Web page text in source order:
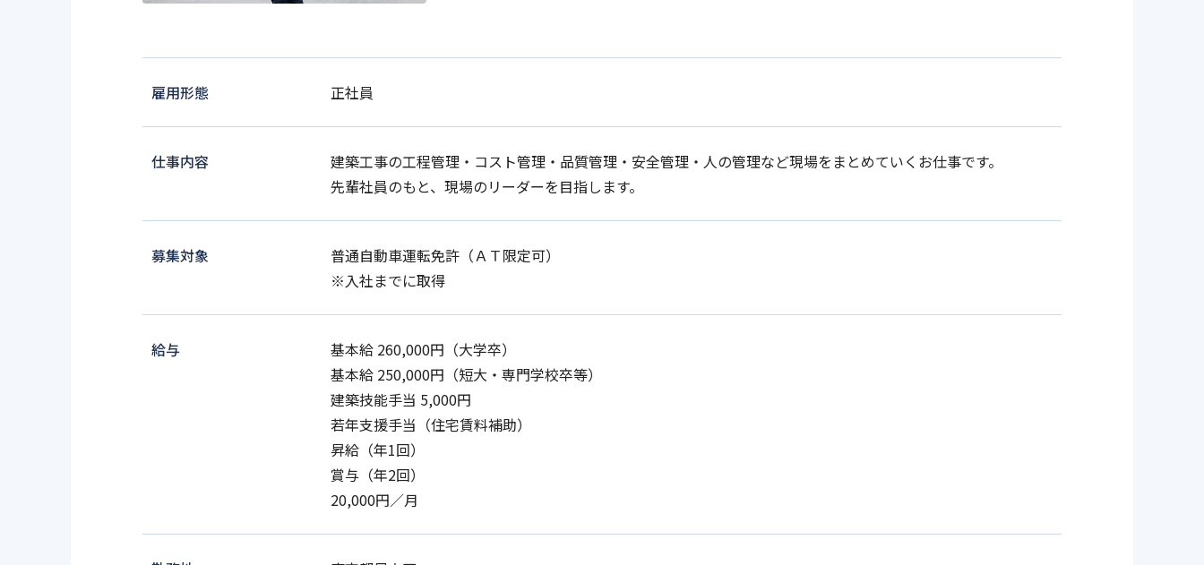
雇用形態 正社員
仕事内容
建築工事の工程管理・コスト管理・品質管理・安全管理・人の管理など現場をまとめていくお仕事です。
先輩社員のもと、現場のリーダーを目指します。
募集対象
普通自動車運転免許（ＡＴ限定可）
※入社までに取得
給与
基本給 260,000円（大学卒）
基本給 250,000円（短大・専門学校卒等）
建築技能手当 5,000円
若年支援手当（住宅賃料補助）
昇給（年1回）
賞与（年2回）
20,000円／月